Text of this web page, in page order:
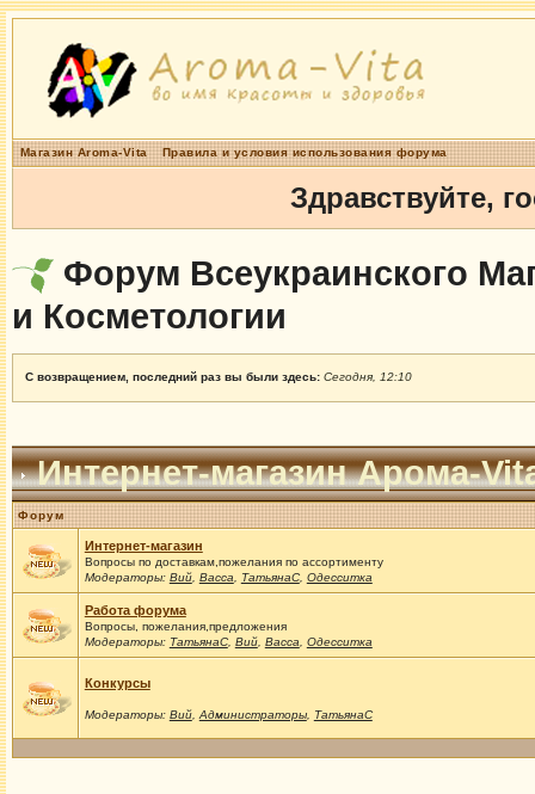
Магазин Aroma-Vita Правила и условия использования форума
Здравствуйте,
Форум Всеукраинского
и Косметологии
С возвращением, последний раз вы были здесь: Сегодня, 12:10
Интернет-магазин Арома-
Форум
Интернет-магазин
Вопросы по доставкам,пожелания по ассортименту
Модераторы: Вий, Васса ТатьянаС, Одесситка
Работа форума
Вопросы, пожелания,предложения
Модераторы: ТатьянаС, Вий, Васса Одесситка
Конкурсы
Модераторы: Вий, Администраторы, ТатьянаС